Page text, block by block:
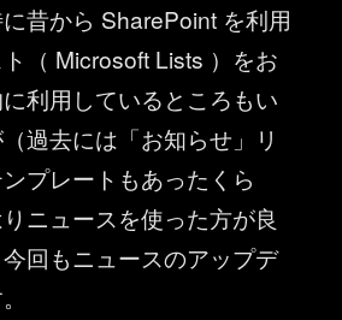
昔から SharePoint を利用
（ Microsoft Lists ）をお
利用しているところもい
過去には「お知らせ」リ
プレートもあったくら
ニュースを使った方が良
回もニュースのアップデ